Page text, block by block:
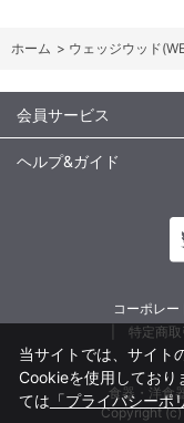
ホーム > ウェッジウッド
会員サービス
ヘルプ&ガイド
コーポレー
特定商
食器・洋食
Copyright (c)
当サイトでは、サイト
Cookieを使用しており
ては 「プライバシーポ